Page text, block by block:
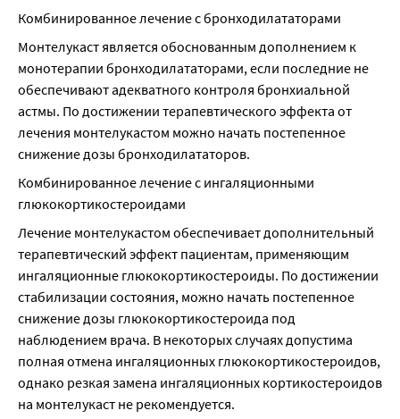
Комбинированное лечение с бронходилататорами
Монтелукаст является обоснованным дополнением к
монотерапии бронходилататорами, если последние не
обеспечивают адекватного контроля бронхиальной
астмы. По достижении терапевтического эффекта от
лечения монтелукастом можно начать постепенное
снижение дозы бронходилататоров.
Комбинированное лечение с ингаляционными
глюкокортикостероидами
Лечение монтелукастом обеспечивает дополнительный
терапевтический эффект пациентам, применяющим
ингаляционные глюкокортикостероиды. По достижении
стабилизации состояния, можно начать постепенное
снижение дозы глюкокортикостероида под
наблюдением врача. В некоторых случаях допустима
полная отмена ингаляционных глюкокортикостероидов,
однако резкая замена ингаляционных кортикостероидов
на монтелукаст не рекомендуется.